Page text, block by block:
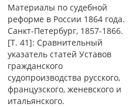
Материалы по судебной
реформе в России 1864 года.
Санкт-Петербург, 1857-1866.
[Т. 41]: Сравнительный
указатель статей Уставов
гражданского
судопроизводства русского,
французского, женевского и
итальянского.